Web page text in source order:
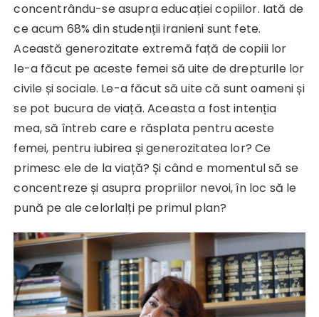
concentrându-se asupra educației copiilor. Iată de
ce acum 68% din studenții iranieni sunt fete.
Această generozitate extremă față de copiii lor
le-a făcut pe aceste femei să uite de drepturile lor
civile și sociale. Le-a făcut să uite că sunt oameni și
se pot bucura de viață. Aceasta a fost intenția
mea, să întreb care e răsplata pentru aceste
femei, pentru iubirea și generozitatea lor? Ce
primesc ele de la viață? Și când e momentul să se
concentreze și asupra propriilor nevoi, în loc să le
pună pe ale celorlalți pe primul plan?